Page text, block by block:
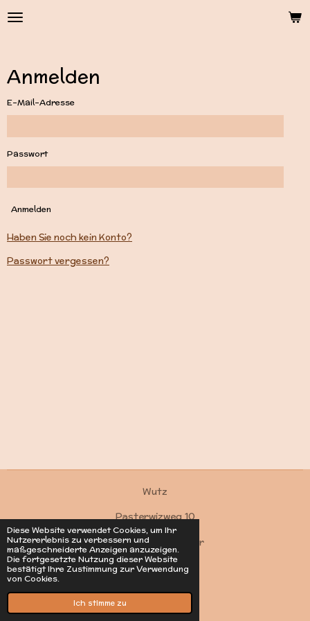
Diese Website verwendet Cookies, um Ihr
Nutzererlebnis zu verbessern und
maßgeschneiderte Anzeigen anzuzeigen.
Die fortgesetzte Nutzung dieser Website
bestätigt Ihre Zustimmung zur Verwendung
von Cookies.
Ich stimme zu
Zum
Hauptinhalt
Anmelden
E-Mail-Adresse
Passwort
Anmelden
Haben Sie noch kein Konto?
Passwort vergessen?
Wutz
Pasterwizweg 10
4550 Kremsmünster
Kontakt
© 2022 - 2026 Wutz
Mit Unterstützung vonWebador